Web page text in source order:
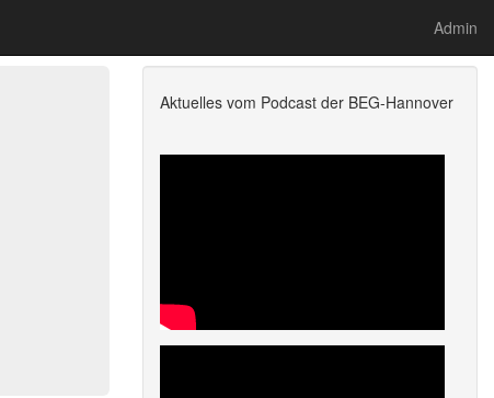
Admin
Aktuelles vom Podcast der BEG-Hannover